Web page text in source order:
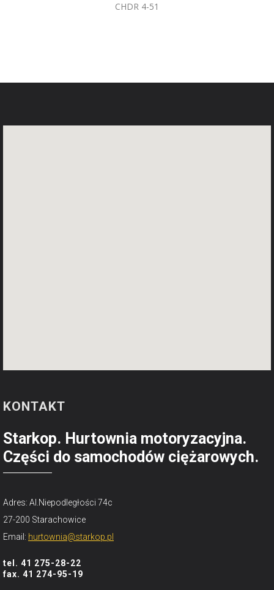
CHDR 4-51
KONTAKT
Starkop. Hurtownia motoryzacyjna.
Części do samochodów ciężarowych.
Adres: Al.Niepodległości 74c
27-200 Starachowice
Email: hurtownia@starkop.pl
tel. 41 275-28-22
fax. 41 274-95-19